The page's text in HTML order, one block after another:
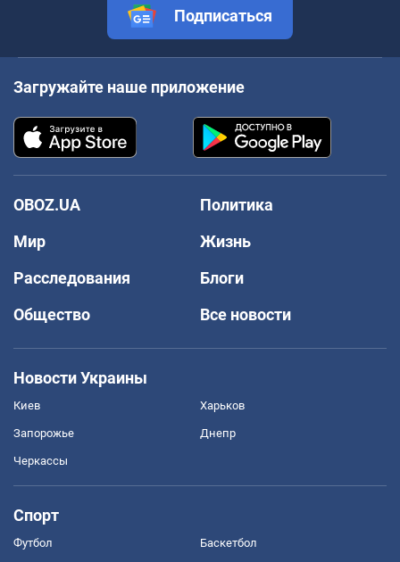
Подписаться
Загружайте наше приложение
OBOZ.UA
Политика
Мир
Жизнь
Расследования
Блоги
Общество
Все новости
Новости Украины
Киев Харьков
Запорожье Днепр
Черкассы
Спорт
Футбол Баскетбол